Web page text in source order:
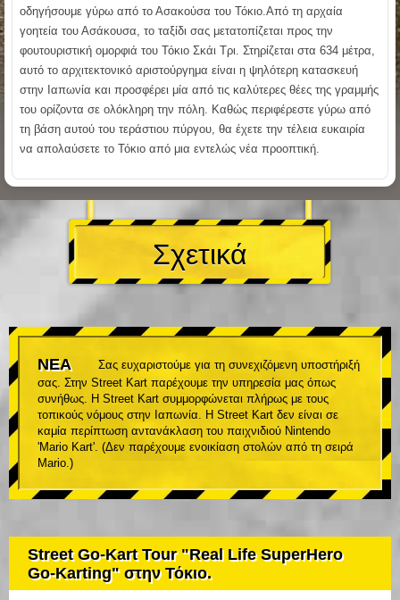
οδηγήσουμε γύρω από το Ασακούσα του Τόκιο.Από τη αρχαία
γοητεία του Ασάκουσα, το ταξίδι σας μετατοπίζεται προς την
φουτουριστική ομορφιά του Τόκιο Σκάι Τρι. Στηρίζεται στα 634 μέτρα,
αυτό το αρχιτεκτονικό αριστούργημα είναι η ψηλότερη κατασκευή
στην Ιαπωνία και προσφέρει μία από τις καλύτερες θέες της γραμμής
του ορίζοντα σε ολόκληρη την πόλη. Καθώς περιφέρεστε γύρω από
τη βάση αυτού του τεράστιου πύργου, θα έχετε την τέλεια ευκαιρία
να απολαύσετε το Τόκιο από μια εντελώς νέα προοπτική.
Σχετικά
ΝΕΑ
Σας ευχαριστούμε για τη συνεχιζόμενη υποστήριξή
σας. Στην Street Kart παρέχουμε την υπηρεσία μας όπως
συνήθως. Η Street Kart συμμορφώνεται πλήρως με τους
τοπικούς νόμους στην Ιαπωνία. Η Street Kart δεν είναι σε
καμία περίπτωση αντανάκλαση του παιχνιδιού Nintendo
'Mario Kart'. (Δεν παρέχουμε ενοικίαση στολών από τη σειρά
Mario.)
Street Go-Kart Tour "Real Life SuperHero
Go-Karting" στην Τόκιο.